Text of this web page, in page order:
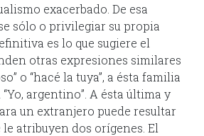
exacerbado. De esa
sólo o privilegiar su propia
es lo que sugiere el
otras expresiones similares
o “hacé la tuya”, a ésta familia
argentino”. A ésta última y
un extranjero puede resultar
atribuyen dos orígenes. El